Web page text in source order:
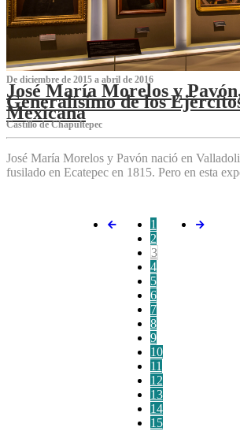
De diciembre de 2015 a abril de 2016
José María Morelos y
Generalísimo de los
Mexicana
C‌astillo de Chapultepec
José María Morelos y Pavón nació en
fusilado en Ecatepec en 1815. Pero en esta
1
2
3
4
5
6
7
8
9
10
11
12
13
14
15